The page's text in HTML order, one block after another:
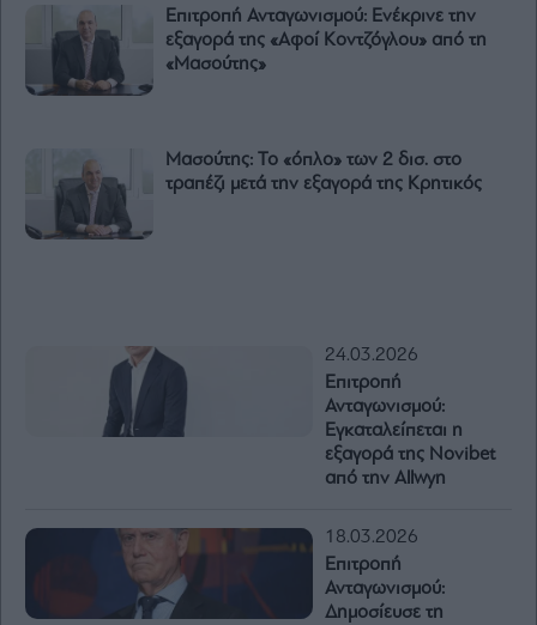
Επιτροπή Ανταγωνισμού: Ενέκρινε την
εξαγορά της «Αφοί Κοντζόγλου» από τη
«Μασούτης»
Μασούτης: Το «όπλο» των 2 δισ. στο
τραπέζι μετά την εξαγορά της Κρητικός
24.03.2026
Επιτροπή
Ανταγωνισμού:
Εγκαταλείπεται η
εξαγορά της Novibet
από την Allwyn
18.03.2026
Επιτροπή
Ανταγωνισμού:
Δημοσίευσε τη